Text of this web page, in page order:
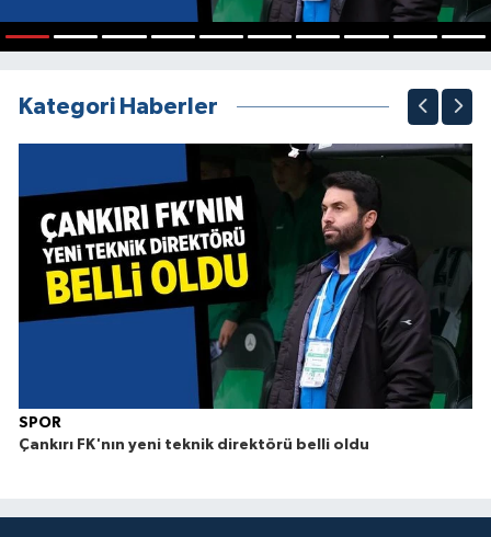
Kategori Haberler
SPOR
Çankırı FK'nın yeni teknik direktörü belli oldu